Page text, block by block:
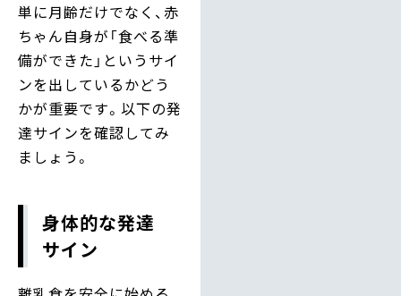
単に月齢だけでなく、赤
ちゃん自身が「食べる準
備ができた」というサイ
ンを出しているかどう
かが重要です。以下の発
達サインを確認してみ
ましょう。
身体的な発達
サイン